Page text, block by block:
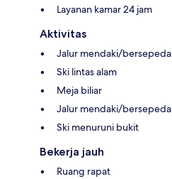
Layanan kamar 24 jam
Aktivitas
Jalur mendaki/bersepeda
Ski lintas alam
Meja biliar
Jalur mendaki/bersepeda
Ski menuruni bukit
Bekerja jauh
Ruang rapat